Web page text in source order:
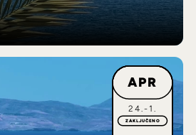
APR
24.-1.
ZAKLJUČENO